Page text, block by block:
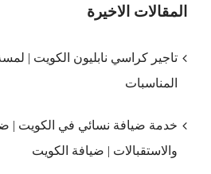
المقالات الاخيرة
تاجير كراسي نابليون الكويت |
المناسبات
خدمة ضيافة نسائي في الكويت |
والاستقبالات | ضيافة الكويت